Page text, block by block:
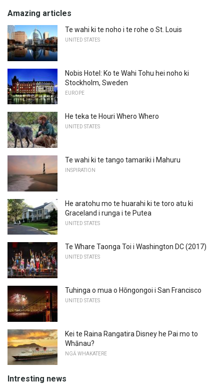
Amazing articles
Te wahi ki te noho i te rohe o St. Louis
UNITED STATES
Nobis Hotel: Ko te Wahi Tohu hei noho ki
Stockholm, Sweden
EUROPE
He teka te Houri Whero Whero
UNITED STATES
Te wahi ki te tango tamariki i Mahuru
INSPIRATION
He aratohu mo te huarahi ki te toro atu ki
Graceland i runga i te Putea
UNITED STATES
Te Whare Taonga Toi i Washington DC (2017)
UNITED STATES
Tuhinga o mua o Hōngongoi i San Francisco
UNITED STATES
Kei te Raina Rangatira Disney he Pai mo to
Whānau?
NGĀ WHAKATERE
Intresting news